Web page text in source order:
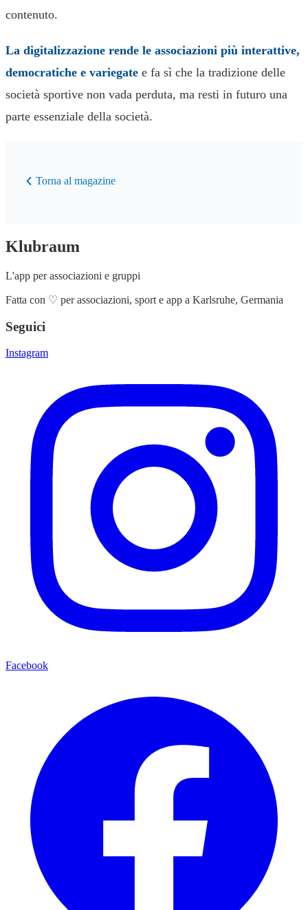
contenuto.
La digitalizzazione rende le associazioni più interattive,
democratiche e variegate e fa sì che la tradizione delle
società sportive non vada perduta, ma resti in futuro una
parte essenziale della società.
Torna al magazine
Klubraum
L'app per associazioni e gruppi
Fatta con ♡ per associazioni, sport e app a Karlsruhe, Germania
Seguici
Instagram
Facebook